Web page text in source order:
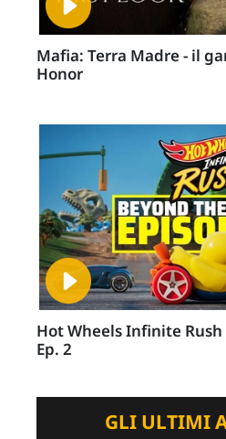
Mafia: Terra Madre - il
Honor
Hot Wheels Infinite Rush
Ep. 2
GLI ULTIMI